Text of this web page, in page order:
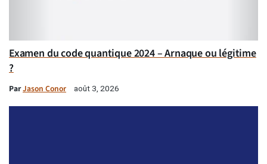
Examen du code quantique 2024 – Arnaque ou légitime
?
ParJason Conor août 3, 2026